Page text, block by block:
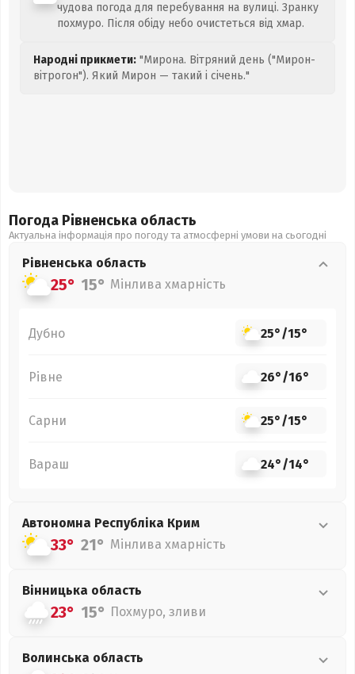
чудова погода для перебування на вулиці. Зранку
похмуро. Після обіду небо очистеться від хмар.
Народні прикмети: "Мирона. Вітряний день ("Мирон-
вітрогон"). Який Мирон — такий і січень."
Погода Рівненська область
Актуальна інформація про погоду та атмосферні умови на сьогодні
Рівненська область
25° 15° Мінлива хмарність
Дубно 25°/15°
Рівне 26°/16°
Сарни 25°/15°
Вараш 24°/14°
Автономна Республіка Крим
33° 21° Мінлива хмарність
Вінницька область
23° 15° Похмуро, зливи
Волинська область